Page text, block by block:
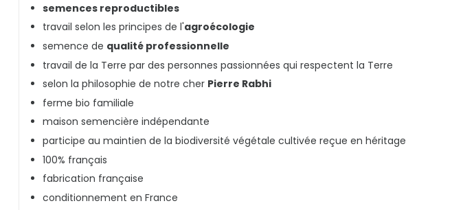
semences reproductibles
travail selon les principes de l'agroécologie
semence de qualité professionnelle
travail de la Terre par des personnes passionnées qui respectent la Terre
selon la philosophie de notre cher Pierre Rabhi
ferme bio familiale
maison semencière indépendante
participe au maintien de la biodiversité végétale cultivée reçue en héritage
100% français
fabrication française
conditionnement en France